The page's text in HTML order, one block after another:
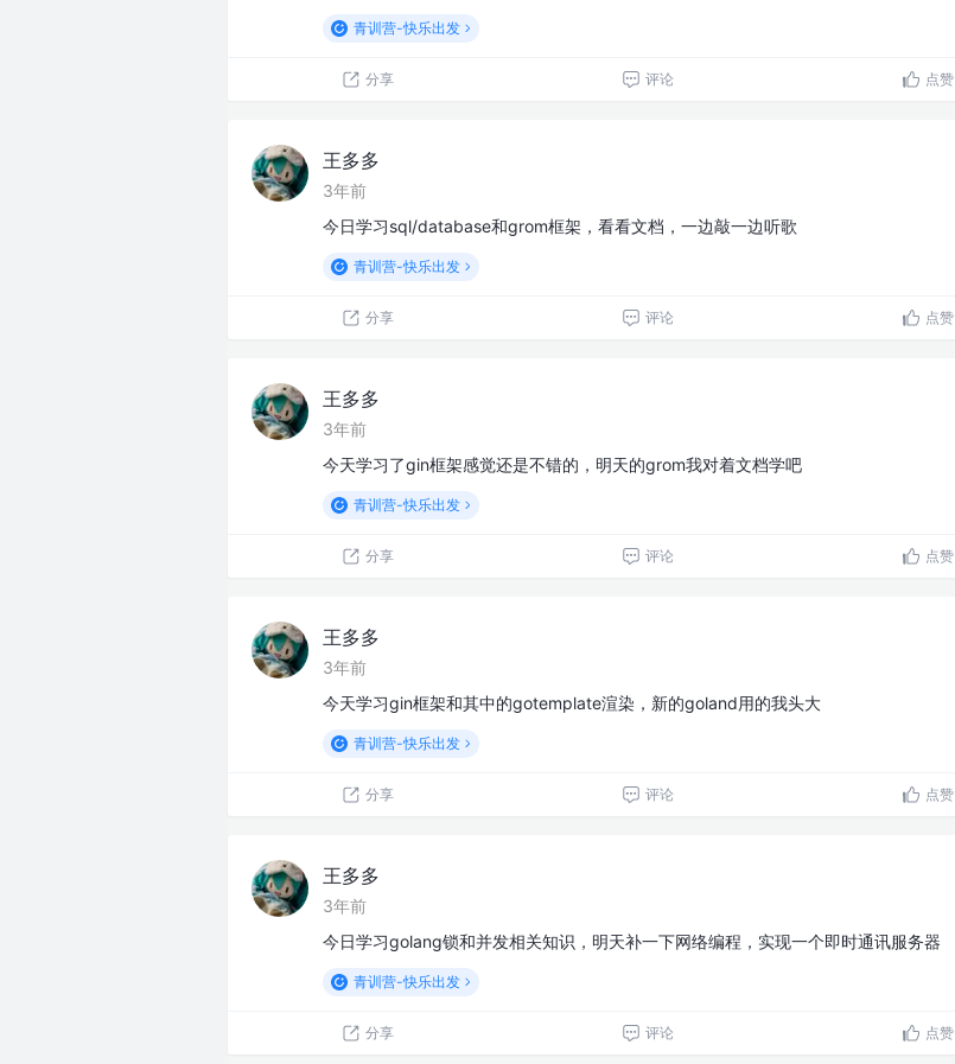
青训营-快乐出发
分享 评论 点赞
王多多
3年前
今日学习sql/database和grom框架，看看文档，一边敲一边听歌
青训营-快乐出发
分享 评论 点赞
王多多
3年前
今天学习了gin框架感觉还是不错的，明天的grom我对着文档学吧
青训营-快乐出发
分享 评论 点赞
王多多
3年前
今天学习gin框架和其中的gotemplate渲染，新的goland用的我头大
青训营-快乐出发
分享 评论 点赞
王多多
3年前
今日学习golang锁和并发相关知识，明天补一下网络编程，实现一个即时通讯服务器
青训营-快乐出发
分享 评论 点赞